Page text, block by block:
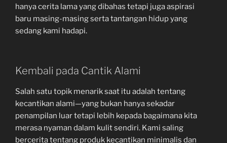
hanya cerita lama yang dibahas tetapi juga aspirasi
baru masing-masing serta tantangan hidup yang
sedang kami hadapi.
Kembali pada Cantik Alami
Salah satu topik menarik saat itu adalah tentang
kecantikan alami—yang bukan hanya sekadar
penampilan luar tetapi lebih kepada bagaimana kita
merasa nyaman dalam kulit sendiri. Kami saling
bercerita tentang produk kecantikan minimalis dan